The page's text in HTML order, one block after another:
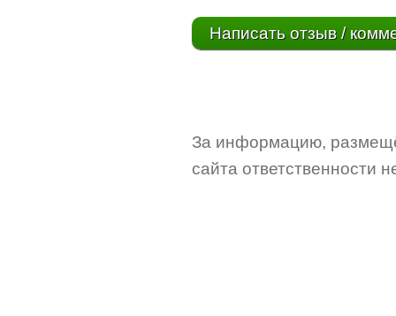
Написать отзыв /
За информацию,
сайта ответственности